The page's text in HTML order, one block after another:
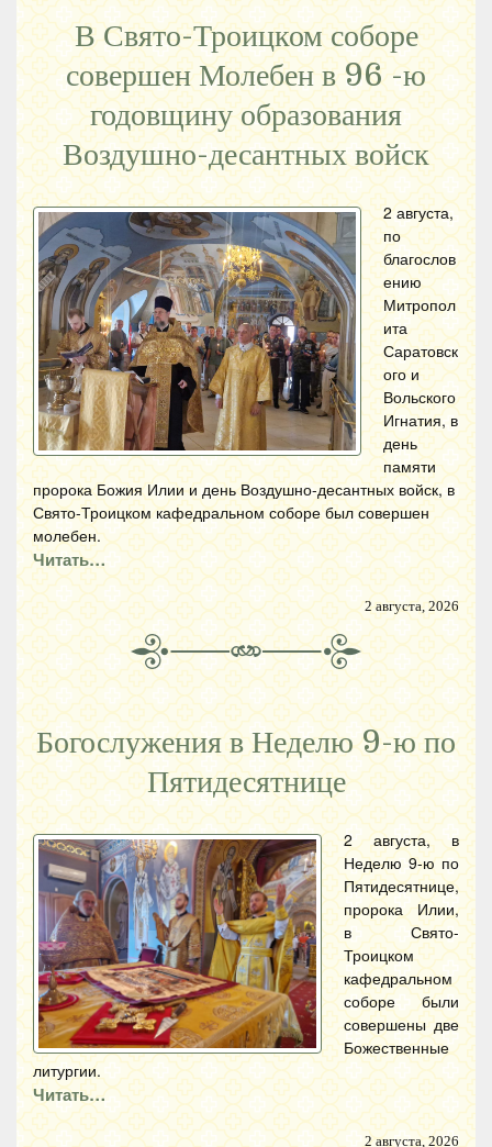
В Свято-Троицком соборе
совершен Молебен в 96 -ю
годовщину образования
Воздушно-десантных войск
2 августа,
по
благослов
ению
Митропол
ита
Саратовск
ого и
Вольского
Игнатия, в
день
памяти
пророка Божия Илии и день Воздушно-десантных войск, в
Свято-Троицком кафедральном соборе был совершен
молебен.
Читать…
2 августа, 2026
Богослужения в Неделю 9-ю по
Пятидесятнице
2 августа, в
Неделю 9-ю по
Пятидесятнице,
пророка Илии,
в Свято-
Троицком
кафедральном
соборе были
совершены две
Божественные
литургии.
Читать…
2 августа, 2026